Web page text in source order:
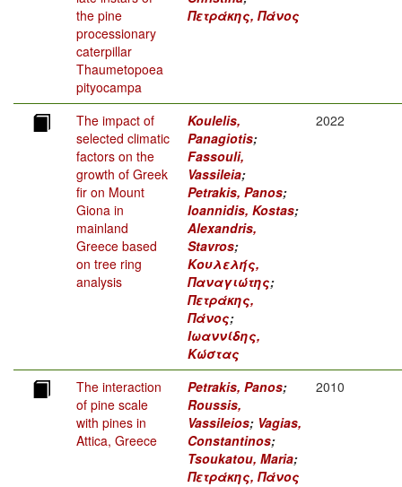
the pine
processionary
caterpillar
Thaumetopoea
pityocampa
Πετράκης, Πάνος
The impact of
selected climatic
factors on the
growth of Greek
fir on Mount
Giona in
mainland
Greece based
on tree ring
analysis
Koulelis,
Panagiotis;
Fassouli,
Vassileia;
Petrakis, Panos;
Ioannidis, Kostas;
Alexandris,
Stavros;
Κουλελής,
Παναγιώτης;
Πετράκης,
Πάνος;
Ιωαννίδης,
Κώστας
2022
The interaction
of pine scale
with pines in
Attica, Greece
Petrakis, Panos;
Roussis,
Vassileios; Vagias,
Constantinos;
Tsoukatou, Maria;
Πετράκης, Πάνος
2010